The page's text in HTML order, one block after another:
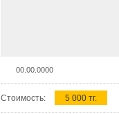
00.00.0000
Стоимость: 5 000 тг.